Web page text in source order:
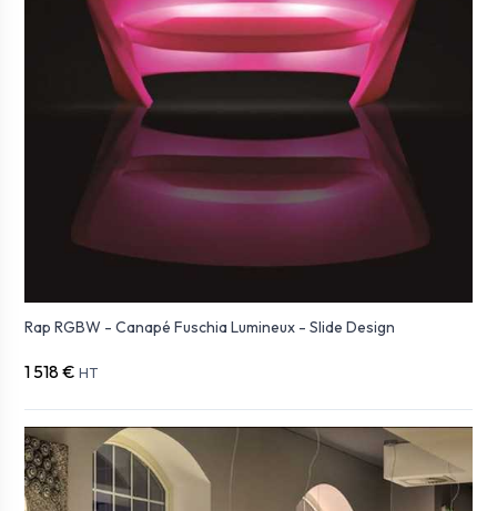
Rap RGBW - Canapé Fuschia Lumineux - Slide Design
1 518 € HT